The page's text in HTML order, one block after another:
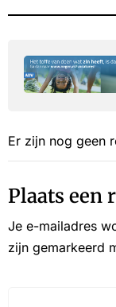
Er zijn nog geen
Plaats een
Je e-mailadres
zijn gemarkeerd